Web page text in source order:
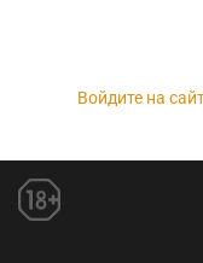
Войдите на